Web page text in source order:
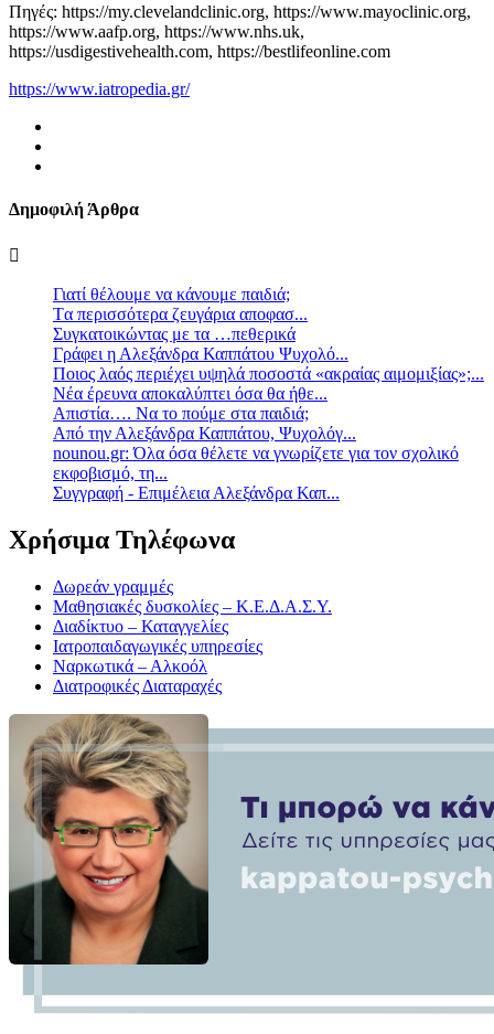
Πηγές: https://my.clevelandclinic.org, https://www.mayoclinic.org,
https://www.aafp.org, https://www.nhs.uk,
https://usdigestivehealth.com, https://bestlifeonline.com
https://www.iatropedia.gr/
Δημοφιλή Άρθρα
Γιατί θέλουμε να κάνουμε παιδιά;
Tα περισσότερα ζευγάρια αποφασ...
Συγκατοικώντας με τα …πεθερικά
Γράφει η Αλεξάνδρα Καππάτου Ψυχολό...
Ποιος λαός περιέχει υψηλά ποσοστά «ακραίας αιμομιξίας»;...
Νέα έρευνα αποκαλύπτει όσα θα ήθε...
Απιστία…. Να το πούμε στα παιδιά;
Από την Αλεξάνδρα Καππάτου, Ψυχολόγ...
nounou.gr: Όλα όσα θέλετε να γνωρίζετε για τον σχολικό
εκφοβισμό, τη...
Συγγραφή - Επιμέλεια Αλεξάνδρα Καπ...
Χρήσιμα Τηλέφωνα
Δωρεάν γραμμές
Μαθησιακές δυσκολίες – Κ.Ε.Δ.Α.Σ.Υ.
Διαδίκτυο – Καταγγελίες
Ιατροπαιδαγωγικές υπηρεσίες
Ναρκωτικά – Αλκοόλ
Διατροφικές Διαταραχές